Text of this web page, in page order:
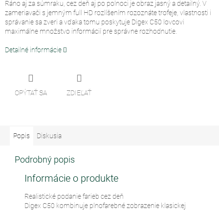
Ráno aj za súmraku, cez deň aj po polnoci je obraz jasný a detailný. V
zameriavači s jemným full HD rozlíšením rozoznáte trofeje, vlastnosti i
správanie sa zveri a vďaka tomu poskytuje Digex C50 lovcovi
maximálne množstvo informácií pre správne rozhodnutie.
Detailné informácie
OPÝTAŤ SA ZDIEĽAŤ
Popis Diskusia
Podrobný popis
Informácie o produkte
Realistické podanie farieb cez deň
Digex C50 kombinuje plnofarebné zobrazenie klasickej